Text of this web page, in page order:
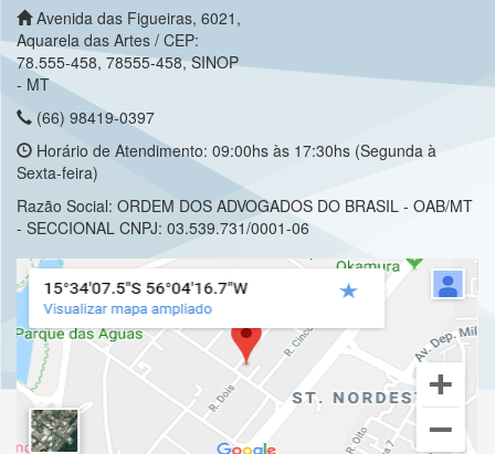
Avenida das Figueiras, 6021,
Aquarela das Artes / CEP:
78.555-458, 78555-458, SINOP
- MT
(66) 98419-0397
Horário de Atendimento: 09:00hs às 17:30hs (Segunda à
Sexta-feira)
Razão Social: ORDEM DOS ADVOGADOS DO BRASIL - OAB/MT
- SECCIONAL CNPJ: 03.539.731/0001-06